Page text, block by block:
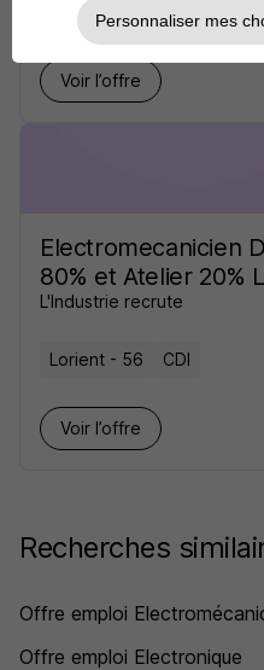
Lorient - 56 CDD 1
Voir l’offre
Electromecanicien
80% et Atelier 20%
L'Industrie recrute
Lorient - 56 CDI
Voir l’offre
Recherches
Offre emploi
Offre emploi Electronique
Personnaliser mes